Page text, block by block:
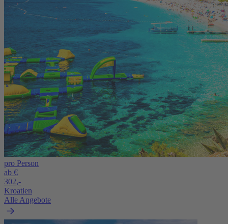
pro Person
ab €
302,-
Kroatien
Alle Angebote